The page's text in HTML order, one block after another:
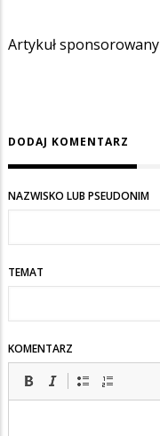
Artykuł sponsorowany
DODAJ KOMENTARZ
NAZWISKO LUB PSEUDONIM
TEMAT
KOMENTARZ